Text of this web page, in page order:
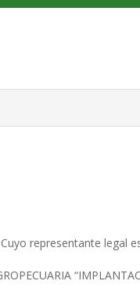
Cuyo representante legal